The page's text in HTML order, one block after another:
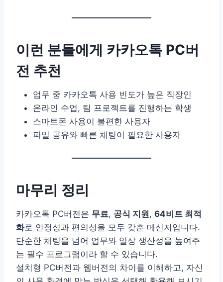
이런 분들에게 카카오톡 PC버
전 추천
업무 중 카카오톡 사용 빈도가 높은 직장인
온라인 수업, 팀 프로젝트를 진행하는 학생
스마트폰 사용이 불편한 사용자
파일 공유와 빠른 채팅이 필요한 사용자
마무리 정리
카카오톡 PC버전은 무료 , 공식 지원 , 64비트 최적
화로 안정성과 편의성을 모두 갖춘 메신저입니다.
단순한 채팅을 넘어 업무와 일상 생산성을 높여주
는 필수 프로그램이라 할 수 있습니다.
설치형 PC버전과 웹버전의 차이를 이해하고, 자신